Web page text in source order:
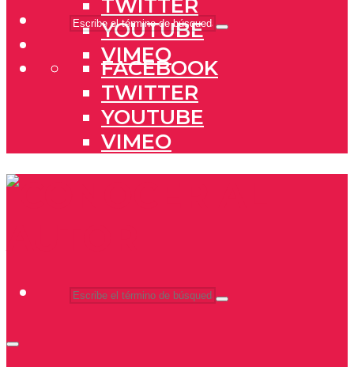
TWITTER
YOUTUBE
VIMEO
FACEBOOK
TWITTER
YOUTUBE
VIMEO